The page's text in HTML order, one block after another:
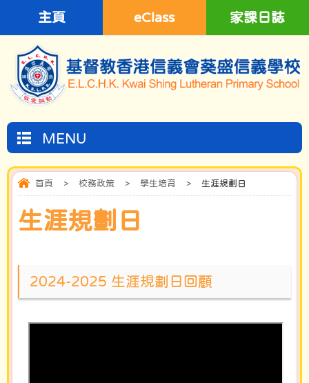
主頁 eClass 家課日誌
MENU
首頁 > 校務政策 > 學生培育 > 生涯規劃日
生涯規劃日
2024-2025 生涯規劃日回顧